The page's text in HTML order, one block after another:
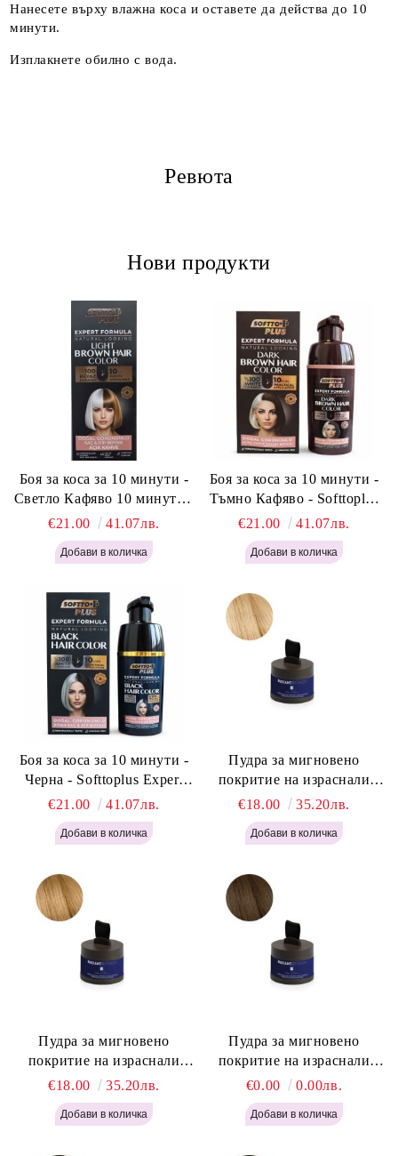
Нанесете върху влажна коса и оставете да действа до 10
минути.
Изплакнете обилно с вода.
Ревюта
Нови продукти
Боя за коса за 10 минути -
Светло Кафяво 10 минути -
Softtoplus Expert Woman
Light Brown 400мл
€21.00 41.07лв.
Боя за коса за 10 минути -
Тъмно Кафяво - Softtoplus
Expert Woman Dark Brown
400 мл
€21.00 41.07лв.
Боя за коса за 10 минути -
Черна - Softtoplus Expert
Woman Black 400мл
€21.00 41.07лв.
Пудра за мигновено
покритие на израснали
корени Светло Русо - Labor
Pro Instant Retouch Powder -
Light Blonde H646
€18.00 35.20лв.
Пудра за мигновено
покритие на израснали
корени Русо - Labor Pro
Instant Retouch Powder -
Blonde H645
€18.00 35.20лв.
Пудра за мигновено
покритие на израснали
корени Светло Кафяво -
Labor Pro Instant Retouch
Powder - Light Brown H644
€0.00 0.00лв.